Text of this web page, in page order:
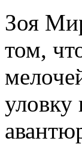
Зоя
том,
уловку